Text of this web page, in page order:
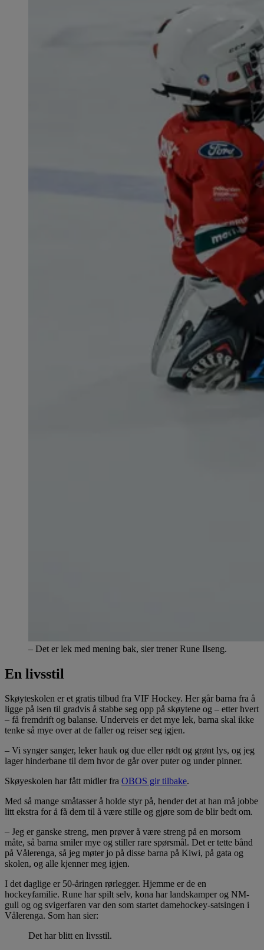
– Det er lek med mening bak, sier trener Rune Ilseng.
En livsstil
Skøyteskolen er et gratis tilbud fra VIF Hockey. Her går barna fra å
ligge på isen til gradvis å stabbe seg opp på skøytene og – etter hvert
– få fremdrift og balanse. Underveis er det mye lek, barna skal ikke
tenke så mye over at de faller og reiser seg igjen.
– Vi synger sanger, leker hauk og due eller rødt og grønt lys, og jeg
lager hinderbane til dem hvor de går over puter og under pinner.
Skøyeskolen har fått midler fra OBOS gir tilbake.
Med så mange småtasser å holde styr på, hender det at han må jobbe
litt ekstra for å få dem til å være stille og gjøre som de blir bedt om.
– Jeg er ganske streng, men prøver å være streng på en morsom
måte, så barna smiler mye og stiller rare spørsmål. Det er tette bånd
på Vålerenga, så jeg møter jo på disse barna på Kiwi, på gata og
skolen, og alle kjenner meg igjen.
I det daglige er 50-åringen rørlegger. Hjemme er de en
hockeyfamilie. Rune har spilt selv, kona har landskamper og NM-
gull og og svigerfaren var den som startet damehockey-satsingen i
Vålerenga. Som han sier:
Det har blitt en livsstil.